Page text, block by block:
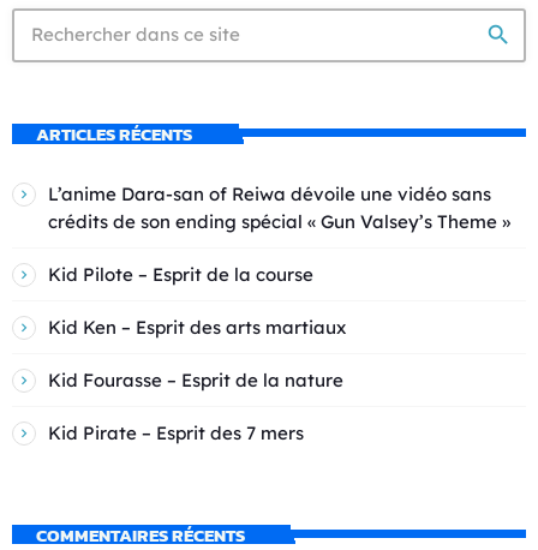
search
ARTICLES RÉCENTS
L’anime Dara-san of Reiwa dévoile une vidéo sans
crédits de son ending spécial « Gun Valsey’s Theme »
Kid Pilote – Esprit de la course
Kid Ken – Esprit des arts martiaux
Kid Fourasse – Esprit de la nature
Kid Pirate – Esprit des 7 mers
COMMENTAIRES RÉCENTS